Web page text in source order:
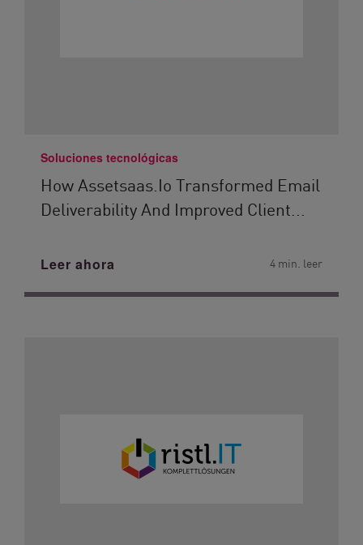
Soluciones tecnológicas
How Assetsaas.io Transformed Email
Deliverability And Improved Client...
Leer ahora 4 min. leer